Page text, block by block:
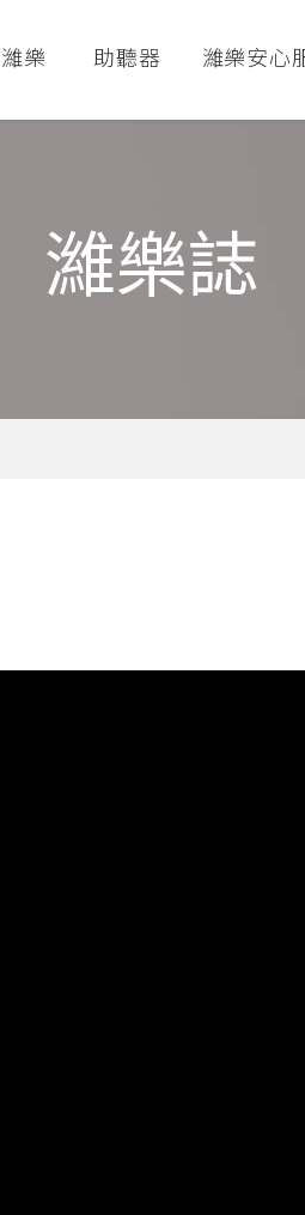
樂 助聽器 濰樂安心
濰樂誌